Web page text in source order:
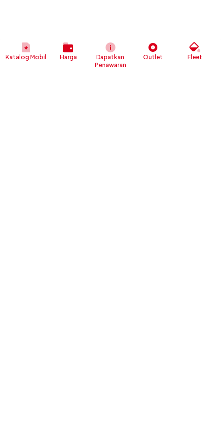
Katalog Mobil Harga
Dapatkan
Penawaran
Outlet Fleet